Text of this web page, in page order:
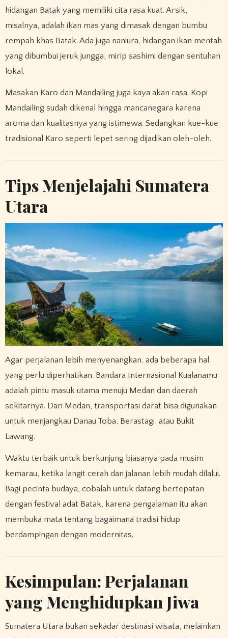
hidangan Batak yang memiliki cita rasa kuat. Arsik,
misalnya, adalah ikan mas yang dimasak dengan bumbu
rempah khas Batak. Ada juga naniura, hidangan ikan mentah
yang dibumbui jeruk jungga, mirip sashimi dengan sentuhan
lokal.
Masakan Karo dan Mandailing juga kaya akan rasa. Kopi
Mandailing sudah dikenal hingga mancanegara karena
aroma dan kualitasnya yang istimewa. Sedangkan kue-kue
tradisional Karo seperti lepet sering dijadikan oleh-oleh.
Tips Menjelajahi Sumatera
Utara
Agar perjalanan lebih menyenangkan, ada beberapa hal
yang perlu diperhatikan. Bandara Internasional Kualanamu
adalah pintu masuk utama menuju Medan dan daerah
sekitarnya. Dari Medan, transportasi darat bisa digunakan
untuk menjangkau Danau Toba, Berastagi, atau Bukit
Lawang.
Waktu terbaik untuk berkunjung biasanya pada musim
kemarau, ketika langit cerah dan jalanan lebih mudah dilalui.
Bagi pecinta budaya, cobalah untuk datang bertepatan
dengan festival adat Batak, karena pengalaman itu akan
membuka mata tentang bagaimana tradisi hidup
berdampingan dengan modernitas.
Kesimpulan: Perjalanan
yang Menghidupkan Jiwa
Sumatera Utara bukan sekadar destinasi wisata, melainkan